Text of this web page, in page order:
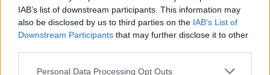
IAB’s list of downstream participants. This information may
also be disclosed by us to third parties on the IAB’s List of
Downstream Participants that may further disclose it to other
Personal Data Processing Opt Outs
Jag tror att folk köper bil av helt fel
anledning.
Ford Mustang e Mac 2023 4 svar